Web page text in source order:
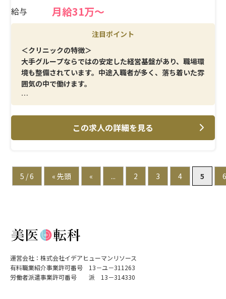
給与
月給31万〜
注目ポイント
＜クリニックの特徴＞
大手グループならではの安定した経営基盤があり、職場環
境も整備されています。中途入職者が多く、落ち着いた雰
囲気の中で働けます。
＜メイン施術＞
AGA治療・美容皮膚科を中心とした看護業務。患者様と
丁寧に向き合える診療スタイルが特徴です。
できる研修体制。現場フォローも充実しています。
33％と、生活面の安心感も高い環境です。
この求人の詳細を見る
5 / 6 « 先頭 « ... 2 3 4 5
運営会社：株式会社イデアヒューマンリソース
有料職業紹介事業許可番号 13－ユ－311263
労働者派遣事業許可番号 派 13－314330